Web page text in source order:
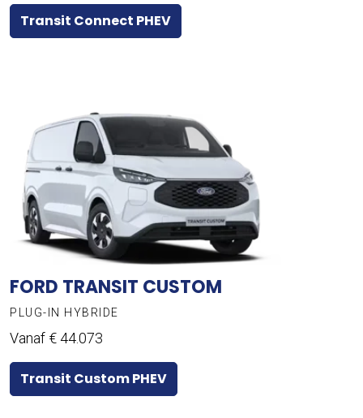
Transit Connect PHEV
FORD TRANSIT CUSTOM
PLUG-IN HYBRIDE
Vanaf € 44.073
Transit Custom PHEV